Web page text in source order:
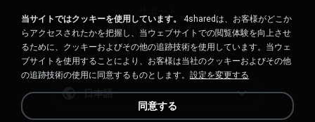
個人情報を販売しない
個人情報を共有しない
日本語
当サイトではクッキーを使用しています。
4sharedは、お客様がどこか
らアクセスされたかを把握し、当ウェブサイトでの閲覧体験を向上させ
るために、クッキーおよびその他の追跡技術を使用しています。当ウェ
ブサイトを使用することにより、お客様は当社のクッキーおよびその他
の追跡技術の使用に同意するものとします。 設定を変更する
同意する